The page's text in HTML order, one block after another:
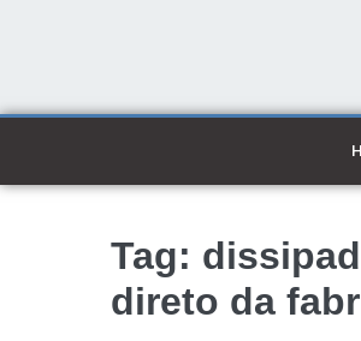
Tag:
direto da